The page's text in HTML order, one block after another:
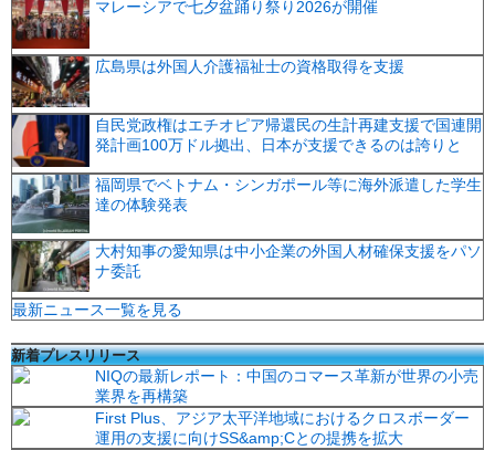
マレーシアで七夕盆踊り祭り2026が開催
広島県は外国人介護福祉士の資格取得を支援
自民党政権はエチオピア帰還民の生計再建支援で国連開
発計画100万ドル拠出、日本が支援できるのは誇りと
福岡県でベトナム・シンガポール等に海外派遣した学生
達の体験発表
大村知事の愛知県は中小企業の外国人材確保支援をパソ
ナ委託
最新ニュース一覧を見る
新着プレスリリース
NIQの最新レポート：中国のコマース革新が世界の小売
業界を再構築
First Plus、アジア太平洋地域におけるクロスボーダー
運用の支援に向けSS&amp;Cとの提携を拡大